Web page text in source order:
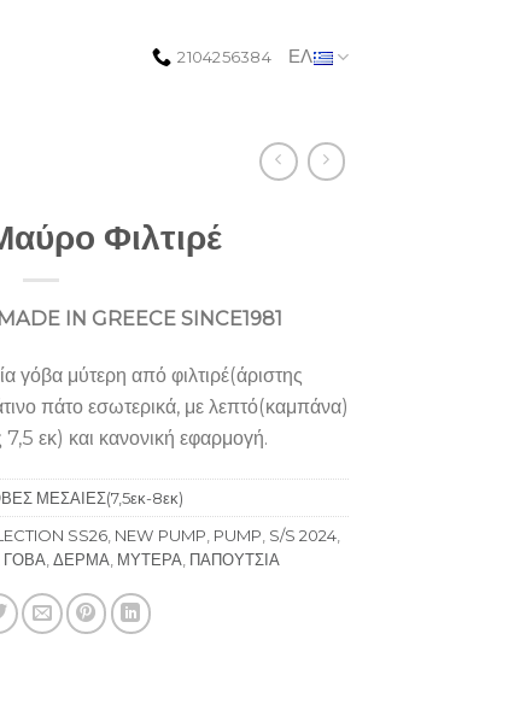
2104256384 ΕΛ
Φιλτιρέ
IN GREECE SINCE1981
μύτερη από φιλτιρέ(άριστης
πάτο εσωτερικά, με λεπτό(καμπάνα)
εκ) και κανονική εφαρμογή.
ΜΕΣΑΙΕΣ(7,5εκ-8εκ)
SS26 NEW PUMP PUMP S/S 2024
ΓΟΒΑ ΔΕΡΜΑ ΜΥΤΕΡΑ ΠΑΠΟΥΤΣΙΑ